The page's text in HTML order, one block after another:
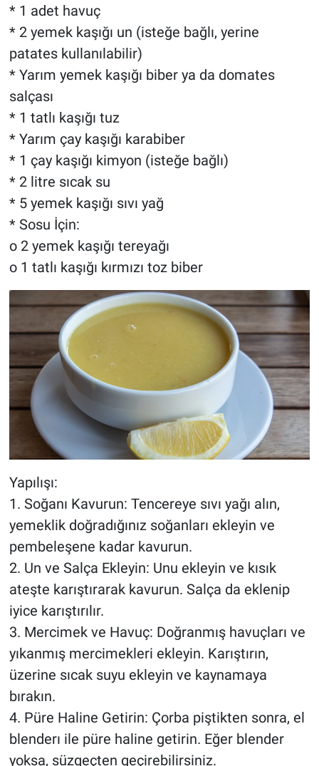
* 1 adet havuç
* 2 yemek kaşığı un (isteğe bağlı, yerine
patates kullanılabilir)
* Yarım yemek kaşığı biber ya da domates
salçası
* 1 tatlı kaşığı tuz
* Yarım çay kaşığı karabiber
* 1 çay kaşığı kimyon (isteğe bağlı)
* 2 litre sıcak su
* 5 yemek kaşığı sıvı yağ
* Sosu İçin:
o 2 yemek kaşığı tereyağı
o 1 tatlı kaşığı kırmızı toz biber
Yapılışı:
1. Soğanı Kavurun: Tencereye sıvı yağı alın,
yemeklik doğradığınız soğanları ekleyin ve
pembeleşene kadar kavurun.
2. Un ve Salça Ekleyin: Unu ekleyin ve kısık
ateşte karıştırarak kavurun. Salça da eklenip
iyice karıştırılır.
3. Mercimek ve Havuç: Doğranmış havuçları ve
yıkanmış mercimekleri ekleyin. Karıştırın,
üzerine sıcak suyu ekleyin ve kaynamaya
bırakın.
4. Püre Haline Getirin: Çorba piştikten sonra, el
blenderı ile püre haline getirin. Eğer blender
yoksa, süzgeçten geçirebilirsiniz.